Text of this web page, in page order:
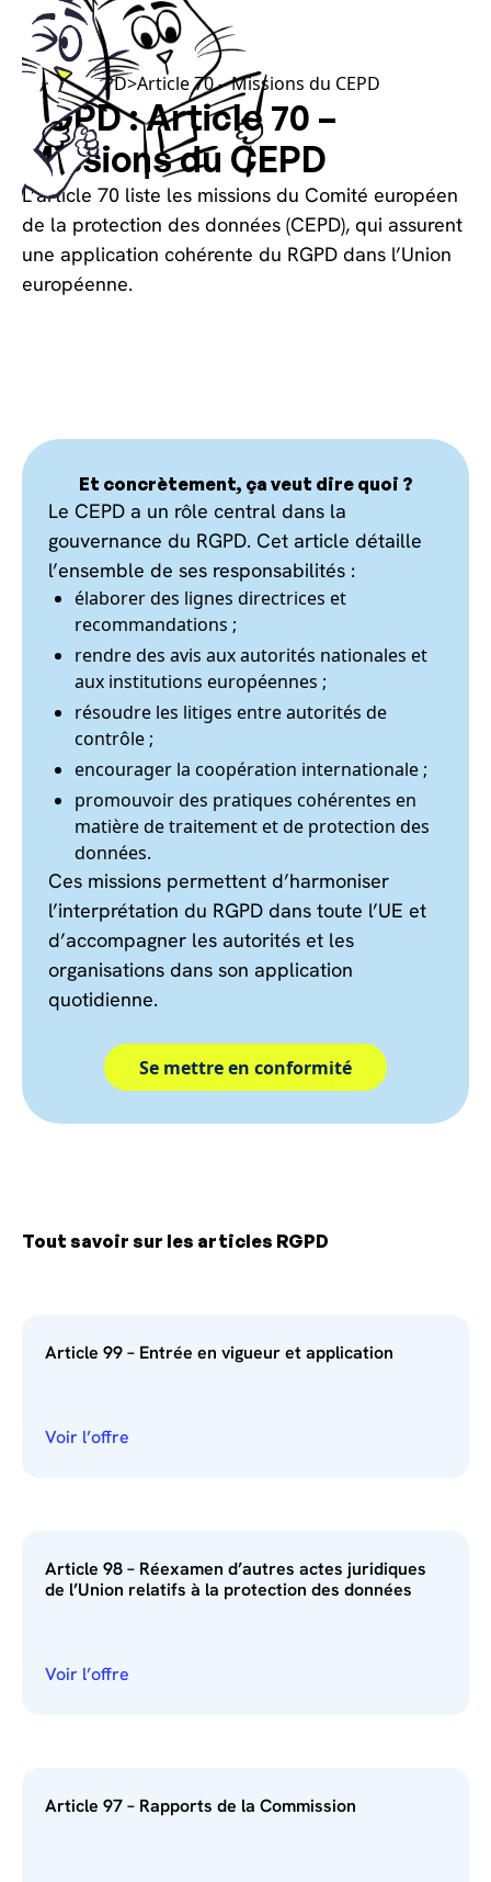
Choisissez vos cookies, sans les calories !
Article RGPD>Article 70 – Missions du CEPD
RGPD : Article 70 –
Missions du CEPD
L’article 70 liste les missions du Comité européen
de la protection des données (CEPD), qui assurent
une application cohérente du RGPD dans l’Union
européenne.
Et concrètement, ça veut dire quoi ?
Le CEPD a un rôle central dans la
gouvernance du RGPD. Cet article détaille
l’ensemble de ses responsabilités :
élaborer des lignes directrices et
recommandations ;
rendre des avis aux autorités nationales et
aux institutions européennes ;
résoudre les litiges entre autorités de
contrôle ;
encourager la coopération internationale ;
promouvoir des pratiques cohérentes en
matière de traitement et de protection des
données.
Ces missions permettent d’harmoniser
l’interprétation du RGPD dans toute l’UE et
d’accompagner les autorités et les
organisations dans son application
quotidienne.
Se mettre en conformité
Tout savoir sur les articles RGPD
Article 99 – Entrée en vigueur et application
Voir l’offre
Article 98 – Réexamen d’autres actes juridiques
de l’Union relatifs à la protection des données
Voir l’offre
Article 97 – Rapports de la Commission